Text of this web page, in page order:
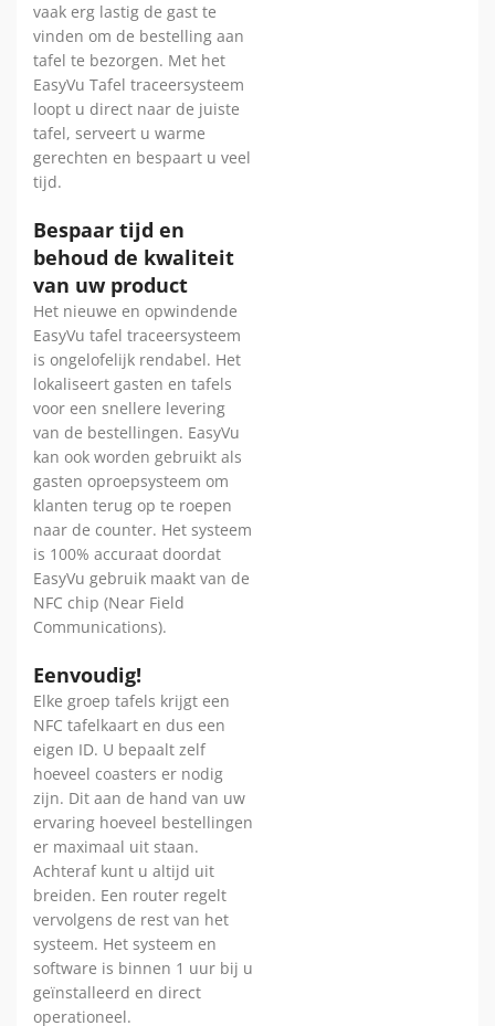
vaak erg lastig de gast te
vinden om de bestelling aan
tafel te bezorgen. Met het
EasyVu Tafel traceersysteem
loopt u direct naar de juiste
tafel, serveert u warme
gerechten en bespaart u veel
tijd.
Bespaar tijd en
behoud de kwaliteit
van uw product
Het nieuwe en opwindende
EasyVu tafel traceersysteem
is ongelofelijk rendabel. Het
lokaliseert gasten en tafels
voor een snellere levering
van de bestellingen. EasyVu
kan ook worden gebruikt als
gasten oproepsysteem om
klanten terug op te roepen
naar de counter. Het systeem
is 100% accuraat doordat
EasyVu gebruik maakt van de
NFC chip (Near Field
Communications).
Eenvoudig!
Elke groep tafels krijgt een
NFC tafelkaart en dus een
eigen ID. U bepaalt zelf
hoeveel coasters er nodig
zijn. Dit aan de hand van uw
ervaring hoeveel bestellingen
er maximaal uit staan.
Achteraf kunt u altijd uit
breiden. Een router regelt
vervolgens de rest van het
systeem. Het systeem en
software is binnen 1 uur bij u
geïnstalleerd en direct
operationeel.